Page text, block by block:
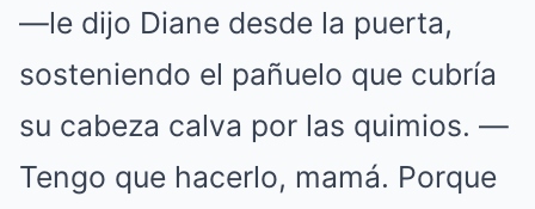
—le dijo Diane desde la puerta,
sosteniendo el pañuelo que cubría
su cabeza calva por las quimios. —
Tengo que hacerlo, mamá. Porque